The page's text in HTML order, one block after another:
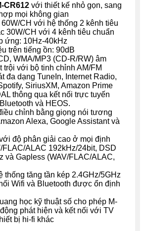
CR612 với thiết kế nhỏ gọn, sang
mọi không gian
CH với hệ thống 2 kênh tiêu
30W/CH với 4 kênh tiêu chuẩn
ứng: 10Hz-40kHz
trên tiếng ồn: 90dB
WMA/MP3 (CD-R/RW) âm
trội với bộ tinh chỉnh AM/FM
đa dạng TuneIn, Internet Radio,
SiriusXM, Amazon Prime
thông qua kết nối trực tuyến
và HEOS.
chỉnh bằng giọng nói tương
Alexa, Google Assistant và
độ phân giải cao ở mọi định
FLAC/ALAC 192kHz/24bit, DSD
và Gapless (WAV/FLAC/ALAC,
thống tăng tần kép 2.4GHz/5GHz
Wifi và Bluetooth được ổn định
học kỹ thuật số cho phép M-
phát hiện và kết nối với TV
bị hi-fi khác